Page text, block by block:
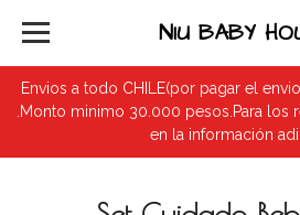
Envios a todo CHILE(por pagar el
.Monto minimo 30.000 pesos.Para los
en la información
NIU BABY